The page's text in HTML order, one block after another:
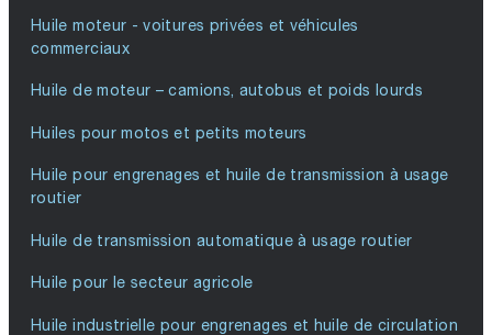
Huile moteur - voitures privées et véhicules
commerciaux
Huile de moteur – camions, autobus et poids lourds
Huiles pour motos et petits moteurs
Huile pour engrenages et huile de transmission à usage
routier
Huile de transmission automatique à usage routier
Huile pour le secteur agricole
Huile industrielle pour engrenages et huile de circulation